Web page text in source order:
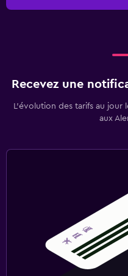
Recevez une
L’évolution des tarifs au
aux